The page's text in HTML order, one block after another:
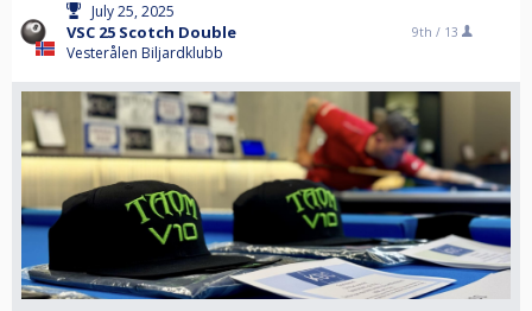
July 25, 2025
VSC 25 Scotch Double
Vesterålen Biljardklubb
9th / 13